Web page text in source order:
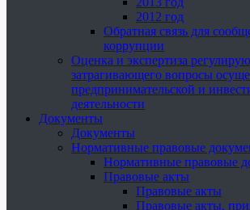
2012 год
Обратная связь для
коррупции
Оценка и экспертиза
затрагивающего вопросы
предпринимательской и
деятельности
Документы
Документы
Нормативные правовые
Нормативные правовые
Правовые акты
Правовые акты
Правовые акты,